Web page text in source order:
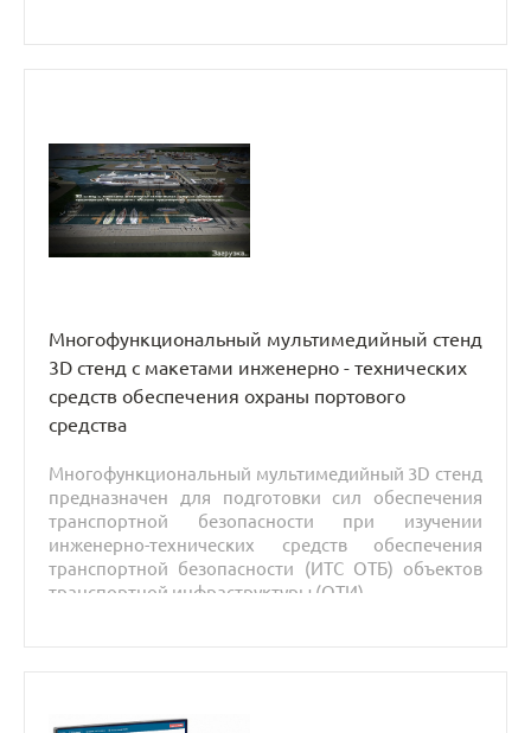
Многофункциональный мультимедийный стенд
3D стенд с макетами инженерно - технических
средств обеспечения охраны портового
средства
Многофункциональный мультимедийный 3D стенд
предназначен для подготовки сил обеспечения
транспортной безопасности при изучении
инженерно-технических средств обеспечения
транспортной безопасности (ИТС ОТБ) объектов
транспортной инфраструктуры (ОТИ).